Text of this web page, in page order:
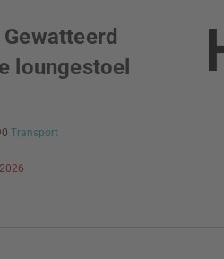
loungestoel
Transport